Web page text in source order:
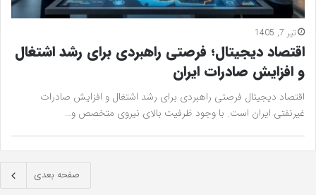
تیر 7, 1405
اقتصاد دیجیتال؛ فرصتی راهبردی برای رشد اشتغال
و افزایش صادرات ایران
اقتصاد دیجیتال فرصتی راهبردی برای رشد اشتغال و افزایش صادرات
غیرنفتی ایران است. با وجود ظرفیت بالای نیروی متخصص و…
صفحه بعدی